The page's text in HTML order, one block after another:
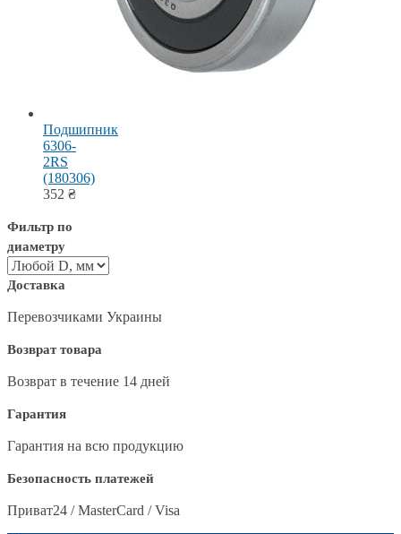
Подшипник
6306-
2RS
(180306)
352 ₴
Фильтр по
диаметру
Доставка
Перевозчиками Украины
Возврат товара
Возврат в течение 14 дней
Гарантия
Гарантия на всю продукцию
Безопасность платежей
Приват24 / MasterCard / Visa